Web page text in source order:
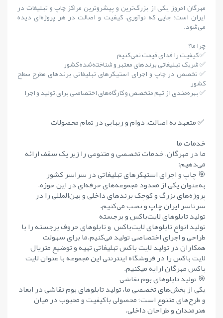
مهرگان امروز یکی از بزرگ‌ترین و پیشروترین مراکز چاپ و تبلیغات در
ایران است؛ جایی که نوآوری، کیفیت و اصالت در هر پروژه‌ای دیده
می‌شود.
چرا ما؟
✅ کیفیت را فدای قیمت نمی‌کنیم
✅ شریک تبلیغاتی برندهای معتبر و شناخته‌شده کشور
✅ تخصص در چاپ و اجرای استیکرهای تبلیغاتی برندهای مطرح سطح
کشور
✅ بهره‌مندی از تیم متخصص و کارگاه‌های اختصاصی برای تولید و اجرا
✅ متعهد به اصالت، دوام و زیبایی در تمام محصولات
خدمات ما
ما در مهرگان، خدمات تخصصی و متنوعی را زیر یک سقف ارائه
می‌دهیم:
🎯 چاپ و اجرای استیکرهای تبلیغاتی در سراسر کشور
به‌عنوان یکی از معدود مجموعه‌های حرفه‌ای در این حوزه،
پروژه‌های بزرگ و کوچک برندهای داخلی و بین‌المللی را در
سرتاسر ایران چاپ و نصب می‌کنیم.
تولید تابلوهای لایت‌باکس و برجسته
تولید انواع تابلوهای لایت‌باکس و تابلوهای حروف برجسته را با
طراحی و اجرای اختصاصی تولید می‌کنیم.ما برای سهولت
همکاران در تولید لایت باکس تبلیغاتی تهیه و توضیع متریال
لایت باکس را در فروشگاه اینترنتی این مجموعه با عنوان لایت
باکس مهرگان ارایه میکنیم.
🎯 تولید تابلوهای بوم نقاشی
یکی از بخش‌های تخصصی ما، تولید تابلوهای بوم نقاشی در ابعاد
و طرح‌های متنوع است؛ محصولی باکیفیت و محبوب در میان
هنرمندان و طراحان داخلی.